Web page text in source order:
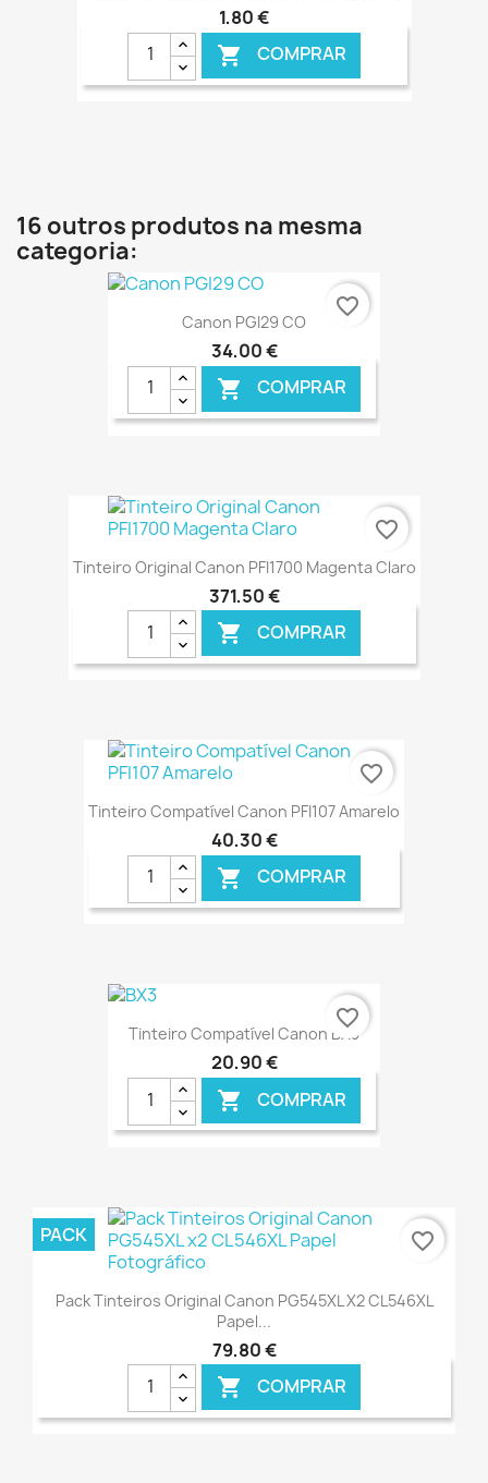
1,80 €
 COMPRAR
16 outros produtos na mesma
categoria:
Canon PGI29 CO
34,00 €
 COMPRAR
€ ONLINE
favorite_border
Tinteiro Original Canon PFI1700 Magenta Claro
371,50 €
 COMPRAR
favorite_border
Tinteiro Compatível Canon PFI107 Amarelo
40,30 €
 COMPRAR
favorite_border
Tinteiro Compatível Canon BX3
20,90 €
 COMPRAR
€ ONLINE
favorite_border
Pack Tinteiros Original Canon PG545XL X2 CL546XL
Papel...
79,80 €
 COMPRAR
PACK favorite_border